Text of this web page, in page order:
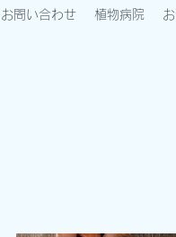
お問い合わせ 植物病院